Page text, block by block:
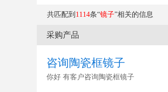
共匹配到 1114条“镜子”相关的信息
采购产品
咨询陶瓷框镜子
你好 有客户咨询陶瓷框镜子